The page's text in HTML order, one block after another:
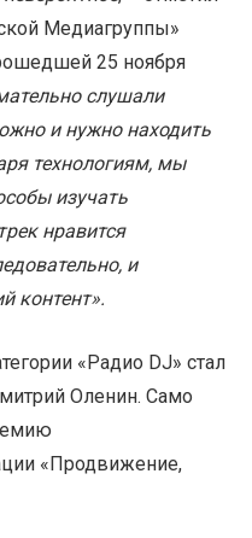
Медиагруппы»
25 ноября
слушали
и нужно находить
технологиям, мы
изучать
нравится
и
контент».
«Радио DJ» стал
Оленин. Само
«Продвижение,